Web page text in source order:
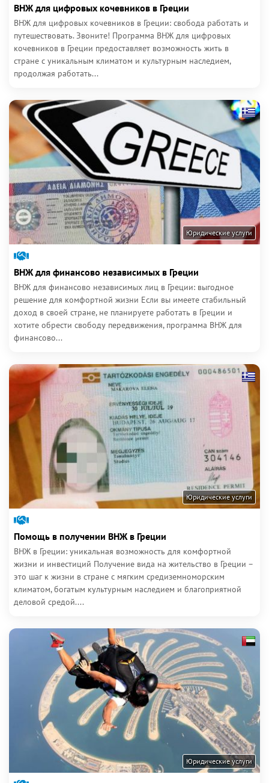
ВНЖ для цифровых кочевников в Греции
ВНЖ для цифровых кочевников в Греции: свобода работать и
путешествовать. Звоните! Программа ВНЖ для цифровых
кочевников в Греции предоставляет возможность жить в
стране с уникальным климатом и культурным наследием,
продолжая работать...
Юридические услуги
ВНЖ для финансово независимых в Греции
ВНЖ для финансово независимых лиц в Греции: выгодное
решение для комфортной жизни Если вы имеете стабильный
доход в своей стране, не планируете работать в Греции и
хотите обрести свободу передвижения, программа ВНЖ для
финансово...
Юридические услуги
Помощь в получении ВНЖ в Греции
ВНЖ в Греции: уникальная возможность для комфортной
жизни и инвестиций Получение вида на жительство в Греции –
это шаг к жизни в стране с мягким средиземноморским
климатом, богатым культурным наследием и благоприятной
деловой средой....
Юридические услуги